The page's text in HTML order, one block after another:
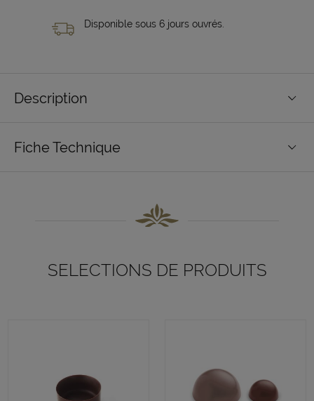
Disponible sous 6 jours ouvrés.
Description
Fiche Technique
SELECTIONS DE PRODUITS